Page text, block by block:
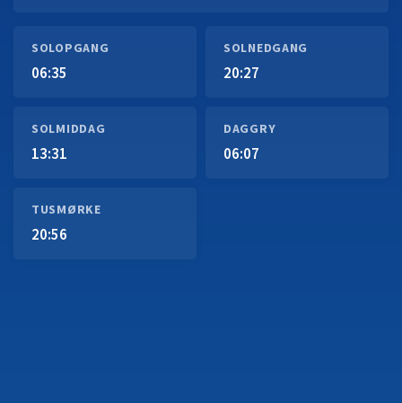
SOLOPGANG
06:35
SOLNEDGANG
20:27
SOLMIDDAG
13:31
DAGGRY
06:07
TUSMØRKE
20:56